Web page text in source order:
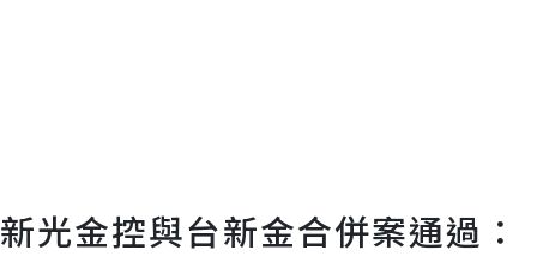
新光金控與台新金合併案通過：